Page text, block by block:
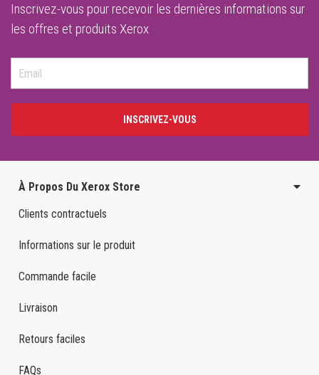
Inscrivez-vous pour recevoir les dernières informations sur
les offres et produits Xerox
INSCRIVEZ-VOUS
À Propos Du Xerox Store
Clients contractuels
Informations sur le produit
Commande facile
Livraison
Retours faciles
FAQs